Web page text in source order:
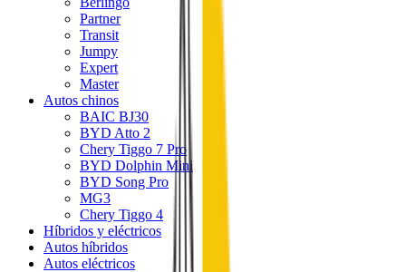
Partner
Transit
Jumpy
Expert
Master
Autos chinos
BAIC BJ30
BYD Atto 2
Chery Tiggo 7 Pro
BYD Dolphin Mini
BYD Song Pro
MG3
Chery Tiggo 4
Híbridos y eléctricos
Autos híbridos
Autos eléctricos